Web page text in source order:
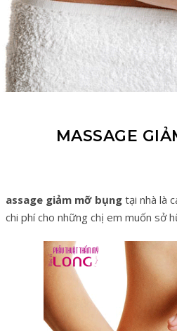
MASSAGE
assage giảm mỡ bụngtại nhà là
chi phí cho những chị em muốn sở